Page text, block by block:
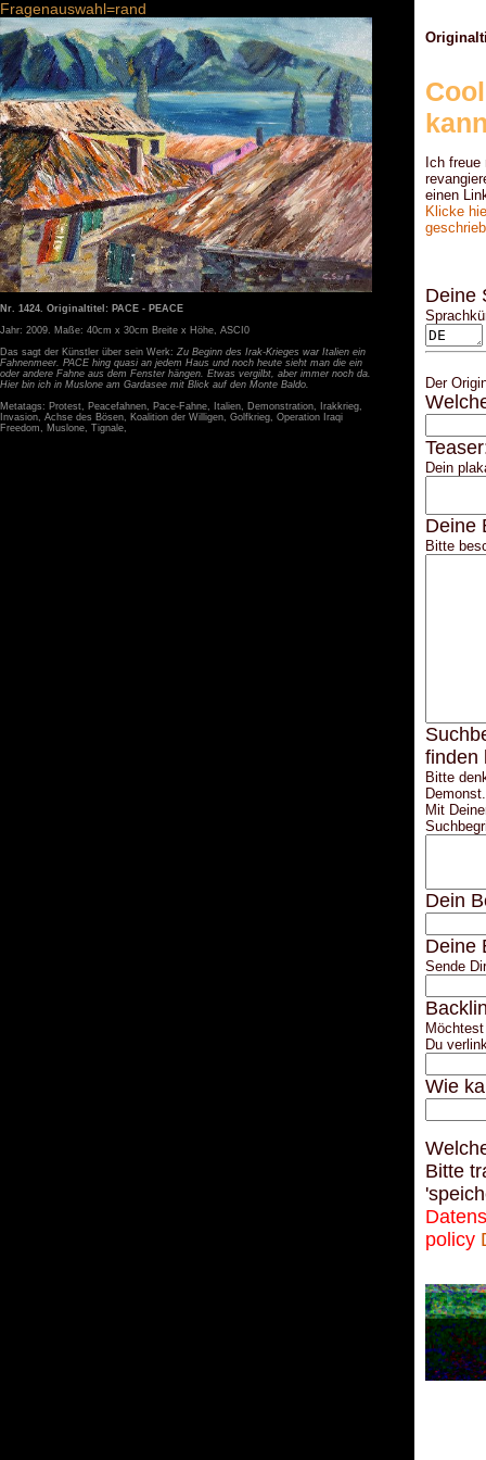
Fragenauswahl=rand
Nr. 1424. Originaltitel: PACE - PEACE
Jahr: 2009. Maße: 40cm x 30cm Breite x Höhe, ASCI0
Das sagt der Künstler über sein Werk: Zu Beginn des Irak-Krieges war Italien ein
Fahnenmeer. PACE hing quasi an jedem Haus und noch heute sieht man die ein
oder andere Fahne aus dem Fenster hängen. Etwas vergilbt, aber immer noch da.
Hier bin ich in Muslone am Gardasee mit Blick auf den Monte Baldo.
Metatags: Protest, Peacefahnen, Pace-Fahne, Italien, Demonstration, Irakkrieg,
Invasion, Achse des Bösen, Koalition der Willigen, Golfkrieg, Operation Iraqi
Freedom, Muslone, Tignale,
Ich
einen
Klicke
Deine
Der
Dein
Deine
Bitte
finden
Bitte
Mit
Dein
Deine
Sende
Du
Wie
Bitte
policy